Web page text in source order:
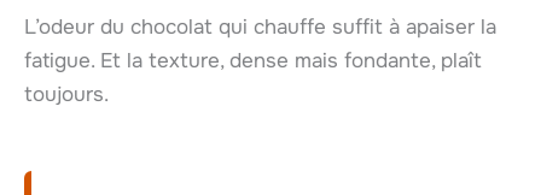
L’odeur du chocolat qui chauffe suffit à apaiser la
fatigue. Et la texture, dense mais fondante, plaît
toujours.